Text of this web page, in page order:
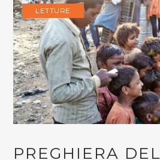
LETTURE
PREGHIERA DEL